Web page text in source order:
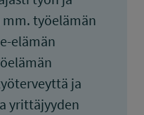
työelämän
elämän
ja
yrittäjyyden